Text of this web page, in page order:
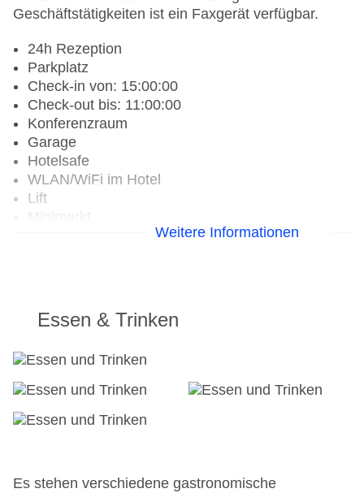
Geschäftstätigkeiten ist ein Faxgerät verfügbar.
24h Rezeption
Parkplatz
Check-in von: 15:00:00
Check-out bis: 11:00:00
Konferenzraum
Garage
Hotelsafe
WLAN/WiFi im Hotel
Lift
Anzahl der Konferenzräume: 1
Mastercard, Visa
Landeskategorie: 4 Sterne
Weitere Informationen
Essen & Trinken
Es stehen verschiedene gastronomische